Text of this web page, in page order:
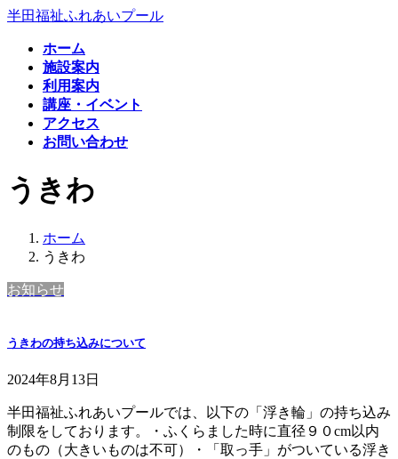
コ
プ
ナ
動
半田福祉ふれあいプール
ホーム
施設案内
利用案内
講座・イベント
アクセス
お問い合わせ
うきわ
ホーム
うきわ
お知らせ
うきわの持ち込みについて
2024年8月13日
半田福祉ふれあいプールでは、以下の「浮き輪」の持ち込み
制限をしております。・ふくらました時に直径９０cm以内
のもの（大きいものは不可）・「取っ手」がついている浮き